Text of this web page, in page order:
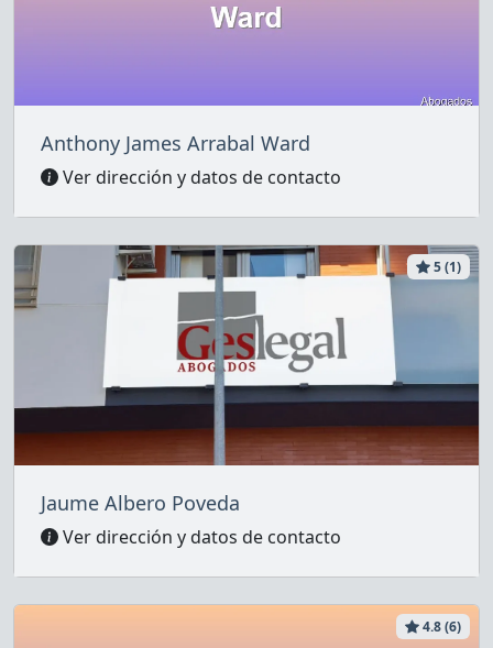
Anthony James Arrabal Ward
Ver dirección y datos de contacto
5 (1)
Jaume Albero Poveda
Ver dirección y datos de contacto
4.8 (6)